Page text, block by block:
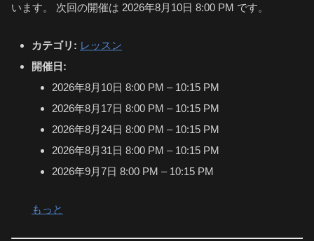
います。 次回の開催は 2026年8月10日 8:00 PM です。
カテゴリ: レッスン
開催日:
2026年8月10日 8:00 PM – 10:15 PM
2026年8月17日 8:00 PM – 10:15 PM
2026年8月24日 8:00 PM – 10:15 PM
2026年8月31日 8:00 PM – 10:15 PM
2026年9月7日 8:00 PM – 10:15 PM
もっと